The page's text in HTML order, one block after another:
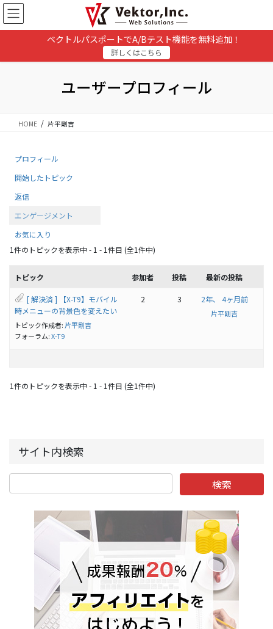
コ
ン
テ
ナ
ビ
ゲ
ベクトルパスポートでA/Bテスト機能を無料追加！
詳しくはこちら
ユーザープロフィール
HOME 片平剛吉
プロフィール
開始したトピック
返信
エンゲージメント
お気に入り
1件のトピックを表示中 - 1 - 1件目 (全1件中)
トピック 参加者 投稿 最新の投稿
[ 解決済 ] 【X-T9】モバイル
時メニューの背景色を変えたい
トピック作成者: 片平剛吉
フォーラム:X-T9
2 3 2年、 4ヶ月前
片平剛吉
1件のトピックを表示中 - 1 - 1件目 (全1件中)
サイト内検索